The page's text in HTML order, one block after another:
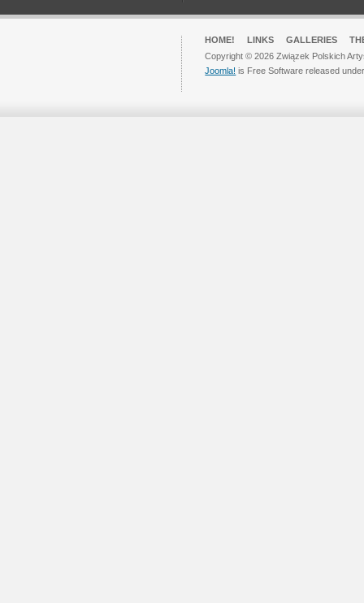
HOME! LINKS GALLERIES
Copyright © 2026 Związek Polskich
Joomla! is Free Software released